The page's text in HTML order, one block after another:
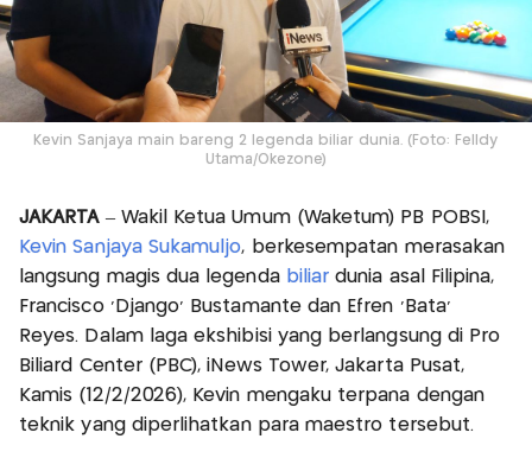
Kevin Sanjaya main bareng 2 legenda biliar dunia. (Foto: Felldy
Utama/Okezone)
JAKARTA– Wakil Ketua Umum (Waketum) PB POBSI,
Kevin Sanjaya Sukamuljo, berkesempatan merasakan
langsung magis dua legenda biliardunia asal Filipina,
Francisco 'Django' Bustamante dan Efren 'Bata'
Reyes. Dalam laga ekshibisi yang berlangsung di Pro
Biliard Center (PBC), iNews Tower, Jakarta Pusat,
Kamis (12/2/2026), Kevin mengaku terpana dengan
teknik yang diperlihatkan para maestro tersebut.